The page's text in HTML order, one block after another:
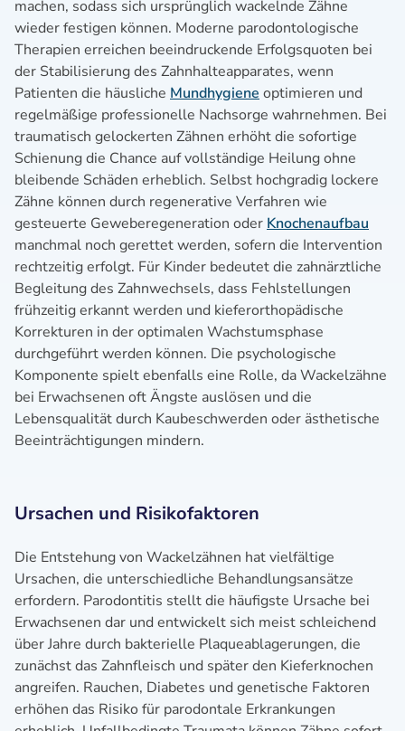
machen, sodass sich ursprünglich wackelnde Zähne
wieder festigen können. Moderne parodontologische
Therapien erreichen beeindruckende Erfolgsquoten bei
der Stabilisierung des Zahnhalteapparates, wenn
Patienten die häusliche Mundhygiene optimieren und
regelmäßige professionelle Nachsorge wahrnehmen. Bei
traumatisch gelockerten Zähnen erhöht die sofortige
Schienung die Chance auf vollständige Heilung ohne
bleibende Schäden erheblich. Selbst hochgradig lockere
Zähne können durch regenerative Verfahren wie
gesteuerte Geweberegeneration oder Knochenaufbau
manchmal noch gerettet werden, sofern die Intervention
rechtzeitig erfolgt. Für Kinder bedeutet die zahnärztliche
Begleitung des Zahnwechsels, dass Fehlstellungen
frühzeitig erkannt werden und kieferorthopädische
Korrekturen in der optimalen Wachstumsphase
durchgeführt werden können. Die psychologische
Komponente spielt ebenfalls eine Rolle, da Wackelzähne
bei Erwachsenen oft Ängste auslösen und die
Lebensqualität durch Kaubeschwerden oder ästhetische
Beeinträchtigungen mindern.
Ursachen und Risikofaktoren
Die Entstehung von Wackelzähnen hat vielfältige
Ursachen, die unterschiedliche Behandlungsansätze
erfordern. Parodontitis stellt die häufigste Ursache bei
Erwachsenen dar und entwickelt sich meist schleichend
über Jahre durch bakterielle Plaqueablagerungen, die
zunächst das Zahnfleisch und später den Kieferknochen
angreifen. Rauchen, Diabetes und genetische Faktoren
erhöhen das Risiko für parodontale Erkrankungen